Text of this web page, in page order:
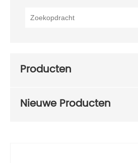
Producten
Nieuwe Producten